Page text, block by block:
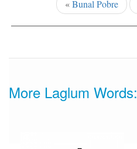
«Bunal Pobre
More Laglum Words: